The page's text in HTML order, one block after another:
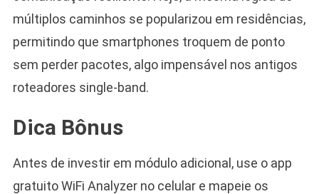
múltiplos caminhos se popularizou em residências,
permitindo que smartphones troquem de ponto
sem perder pacotes, algo impensável nos antigos
roteadores single-band.
Dica Bônus
Antes de investir em módulo adicional, use o app
gratuito WiFi Analyzer no celular e mapeie os